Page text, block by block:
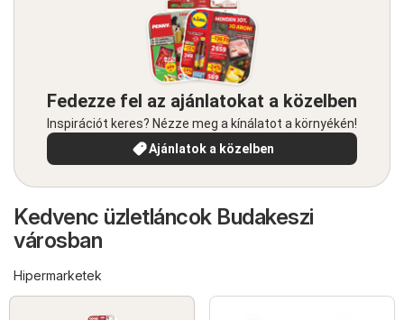
Fedezze fel az ajánlatokat a közelben
Inspirációt keres? Nézze meg a kínálatot a környékén!
Ajánlatok a közelben
Kedvenc üzletláncok Budakeszi
városban
Hipermarketek